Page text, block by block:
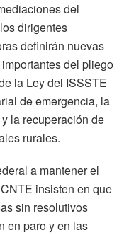
del
dirigentes
definirán nuevas
del pliego
la Ley del ISSSTE
de emergencia, la
la recuperación de
rurales.
a mantener el
insisten en que
sin resolutivos
en paro y en las